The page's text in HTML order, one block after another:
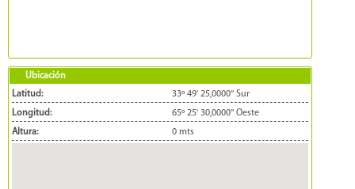
Ubicación
Latitud:
33º 49' 25,0000'' Sur
Longitud:
65º 25' 30,0000'' Oeste
Altura:
0 mts